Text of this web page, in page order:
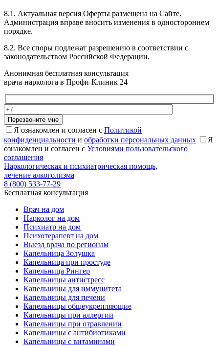
8.1. Актуальная версия Оферты размещена на Сайте.
Администрация вправе вносить изменения в одностороннем
порядке.
8.2. Все споры подлежат разрешению в соответствии с
законодательством Российской Федерации.
Анонимная бесплатная консультация
врача-нарколога в Профи-Клиник 24
Перезвоните мне
Я ознакомлен и согласен с Политикой
конфиденциальности и обработки персональных данных
Я
ознакомлен и согласен с Условиями пользовательского
соглашения
Наркологическая и психиатрическая помощь,
лечение алкоголизма
8 (800) 533-77-29
Бесплатная консультация
Врач на дом
Нарколог на дом
Психиатр на дом
Психотерапевт на дом
Выезд врача по регионам
Капельница Золушка
Капельница при простуде
Капельница Рингер
Капельницы антистресс
Капельницы для иммунитета
Капельницы для печени
Капельницы общеукрепляющие
Капельницы при аллергии
Капельницы при отравлении
Капельницы с антибиотиками
Капельницы с витаминами